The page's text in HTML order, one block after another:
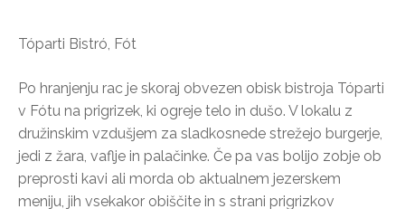
Tóparti Bistró, Fót
Po hranjenju rac je skoraj obvezen obisk bistroja Tóparti
v Fótu na prigrizek, ki ogreje telo in dušo. V lokalu z
družinskim vzdušjem za sladkosnede strežejo burgerje,
jedi z žara, vaflje in palačinke. Če pa vas bolijo zobje ob
preprosti kavi ali morda ob aktualnem jezerskem
meniju, jih vsekakor obiščite in s strani prigrizkov